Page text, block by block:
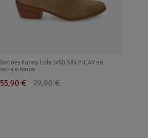
Botines Funny Lola 3450 SIN PICAR en
serraje taupe
55,90 € 79,90 €